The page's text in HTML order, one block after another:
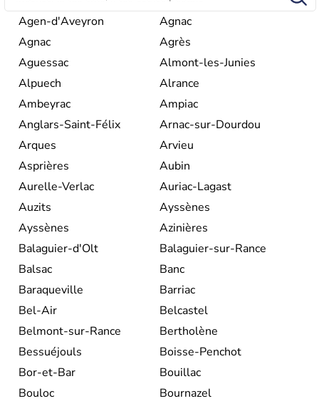
Agen-d'Aveyron
Agnac
Agnac
Agrès
Aguessac
Almont-les-Junies
Alpuech
Alrance
Ambeyrac
Ampiac
Anglars-Saint-Félix
Arnac-sur-Dourdou
Arques
Arvieu
Asprières
Aubin
Aurelle-Verlac
Auriac-Lagast
Auzits
Ayssènes
Ayssènes
Azinières
Balaguier-d'Olt
Balaguier-sur-Rance
Balsac
Banc
Baraqueville
Barriac
Bel-Air
Belcastel
Belmont-sur-Rance
Bertholène
Bessuéjouls
Boisse-Penchot
Bor-et-Bar
Bouillac
Bouloc
Bournazel